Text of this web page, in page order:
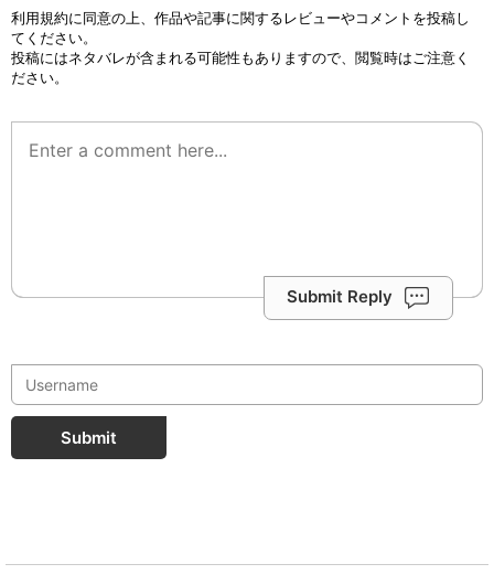
利用規約に同意の上、作品や記事に関するレビューやコメントを投稿し
てください。
投稿にはネタバレが含まれる可能性もありますので、閲覧時はご注意く
ださい。
Submit Reply
Submit